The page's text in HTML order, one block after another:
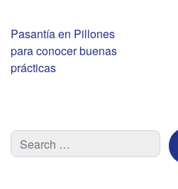
Navegación
de
Pasantía en Pillones
para conocer buenas
prácticas